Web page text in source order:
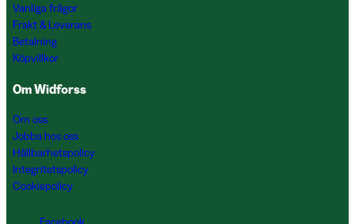
Vanliga frågor
Frakt & Leverans
Betalning
Köpvillkor
Om Widforss
Om oss
Jobba hos oss
Hållbarhetspolicy
Integritetspolicy
Cookiepolicy